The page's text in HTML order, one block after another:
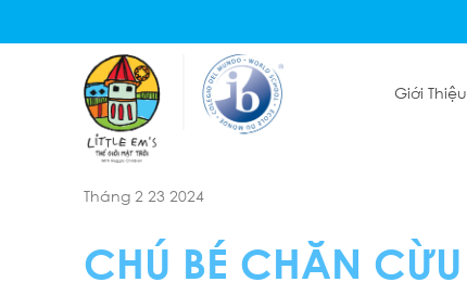
Giới Thiệu
Tháng 2 23 2024
CHÚ BÉ CHĂN CỪU